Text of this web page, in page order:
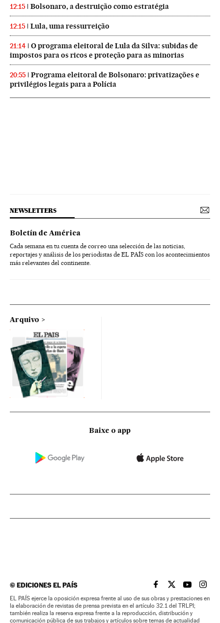
12:15 Bolsonaro, a destruição como estratégia
12:15 Lula, uma ressurreição
21:14
O programa eleitoral de Lula da Silva: subidas de
impostos para os ricos e proteção para as minorias
20:55
Programa eleitoral de Bolsonaro: privatizações e
privilégios legais para a Polícia
NEWSLETTERS
Boletín de América
Cada semana en tu cuenta de correo una selección de las noticias,
reportajes y análisis de los periodistas de EL PAÍS con los acontecimientos
más relevantes del continente.
Arquivo
Baixe o app
©EDICIONES EL PAÍS EL PAÍS BRASIL EN
EL PAÍSEL PAÍS
EL
EL PAÍS ejerce la oposición expresa frente al uso de sus obras y prestaciones en
la elaboración de revistas de prensa prevista en el artículo 32.1 del TRLPI;
también realiza la reserva expresa frente a la reproducción, distribución y
comunicación pública de sus trabajos y artículos sobre temas de actualidad